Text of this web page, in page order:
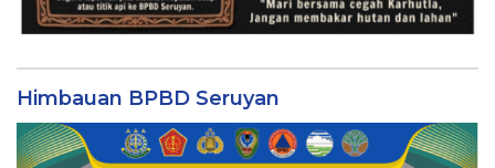
Himbauan BPBD Seruyan